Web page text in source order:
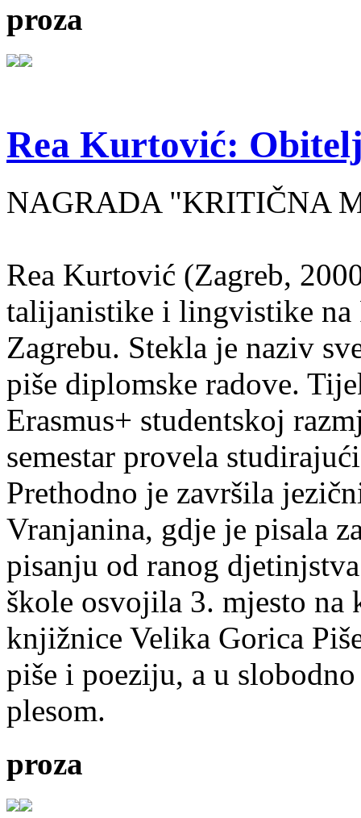
proza
Rea Kurtović:
NAGRADA "KRITIČNA
Rea Kurtović (Zagreb,
talijanistike i lingvistike
Zagrebu. Stekla je naziv
piše diplomske radove.
Erasmus+ studentskoj
semestar provela
Prethodno je završila
Vranjanina, gdje je pisala
pisanju od ranog
škole osvojila 3. mjesto na
knjižnice Velika Gorica
piše i poeziju, a u
plesom.
proza